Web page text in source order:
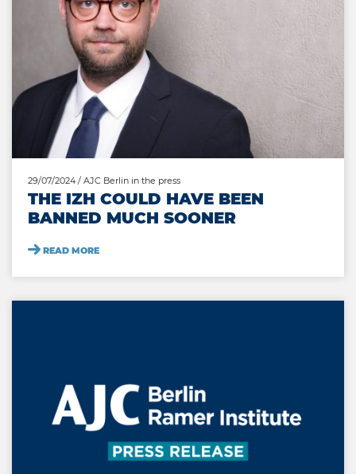
29/07/2024 / AJC Berlin in the press
THE IZH COULD HAVE BEEN
BANNED MUCH SOONER
READ MORE